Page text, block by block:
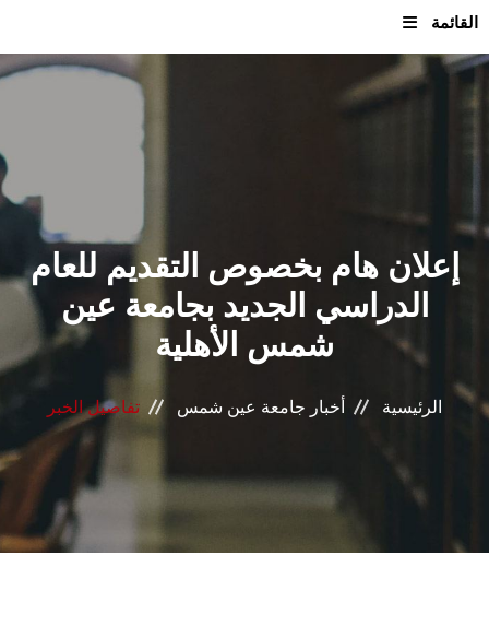
القائمة
الرئيسيـة
القطاعـات
الشئون الأكاديمية
البحث العلمي
المراكز والوحدات
الأنظمة الذكية
إعلان هام بخصوص التقديم للعام
الدراسي الجديد بجامعة عين
شمس الأهلية
الرئيسية أخبار جامعة عين شمس تفاصيل الخبر